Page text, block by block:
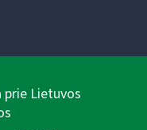
prie Lietuvos